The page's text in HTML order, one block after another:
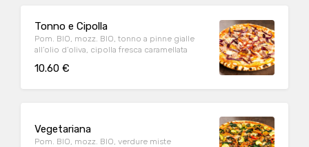
Tonno e Cipolla
Pom. BIO, mozz. BIO, tonno a pinne gialle
all’olio d’oliva, cipolla fresca caramellata
10.60 €
Vegetariana
Pom. BIO, mozz. BIO, verdure miste